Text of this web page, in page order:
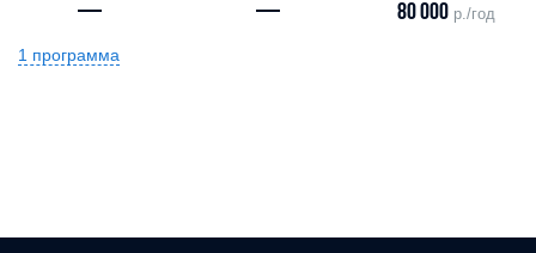
— — 80 000 р./год
1 программа